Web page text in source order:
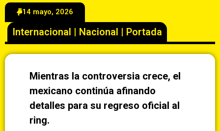
14 mayo, 2026
Internacional | Nacional | Portada
Mientras la controversia crece, el
mexicano continúa afinando
detalles para su regreso oficial al
ring.